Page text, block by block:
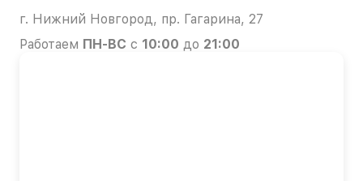
г. Нижний Новгород, пр. Гагарина, 27
Работаем ПН-ВС с 10:00 до 21:00